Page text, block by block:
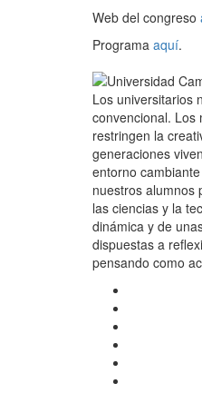
Web del congreso
Programa aquí.
Los universitarios
convencional. Los
restringen la
generaciones
entorno
nuestros alumnos
las ciencias y la
dinámica y de
dispuestas a
pensando como